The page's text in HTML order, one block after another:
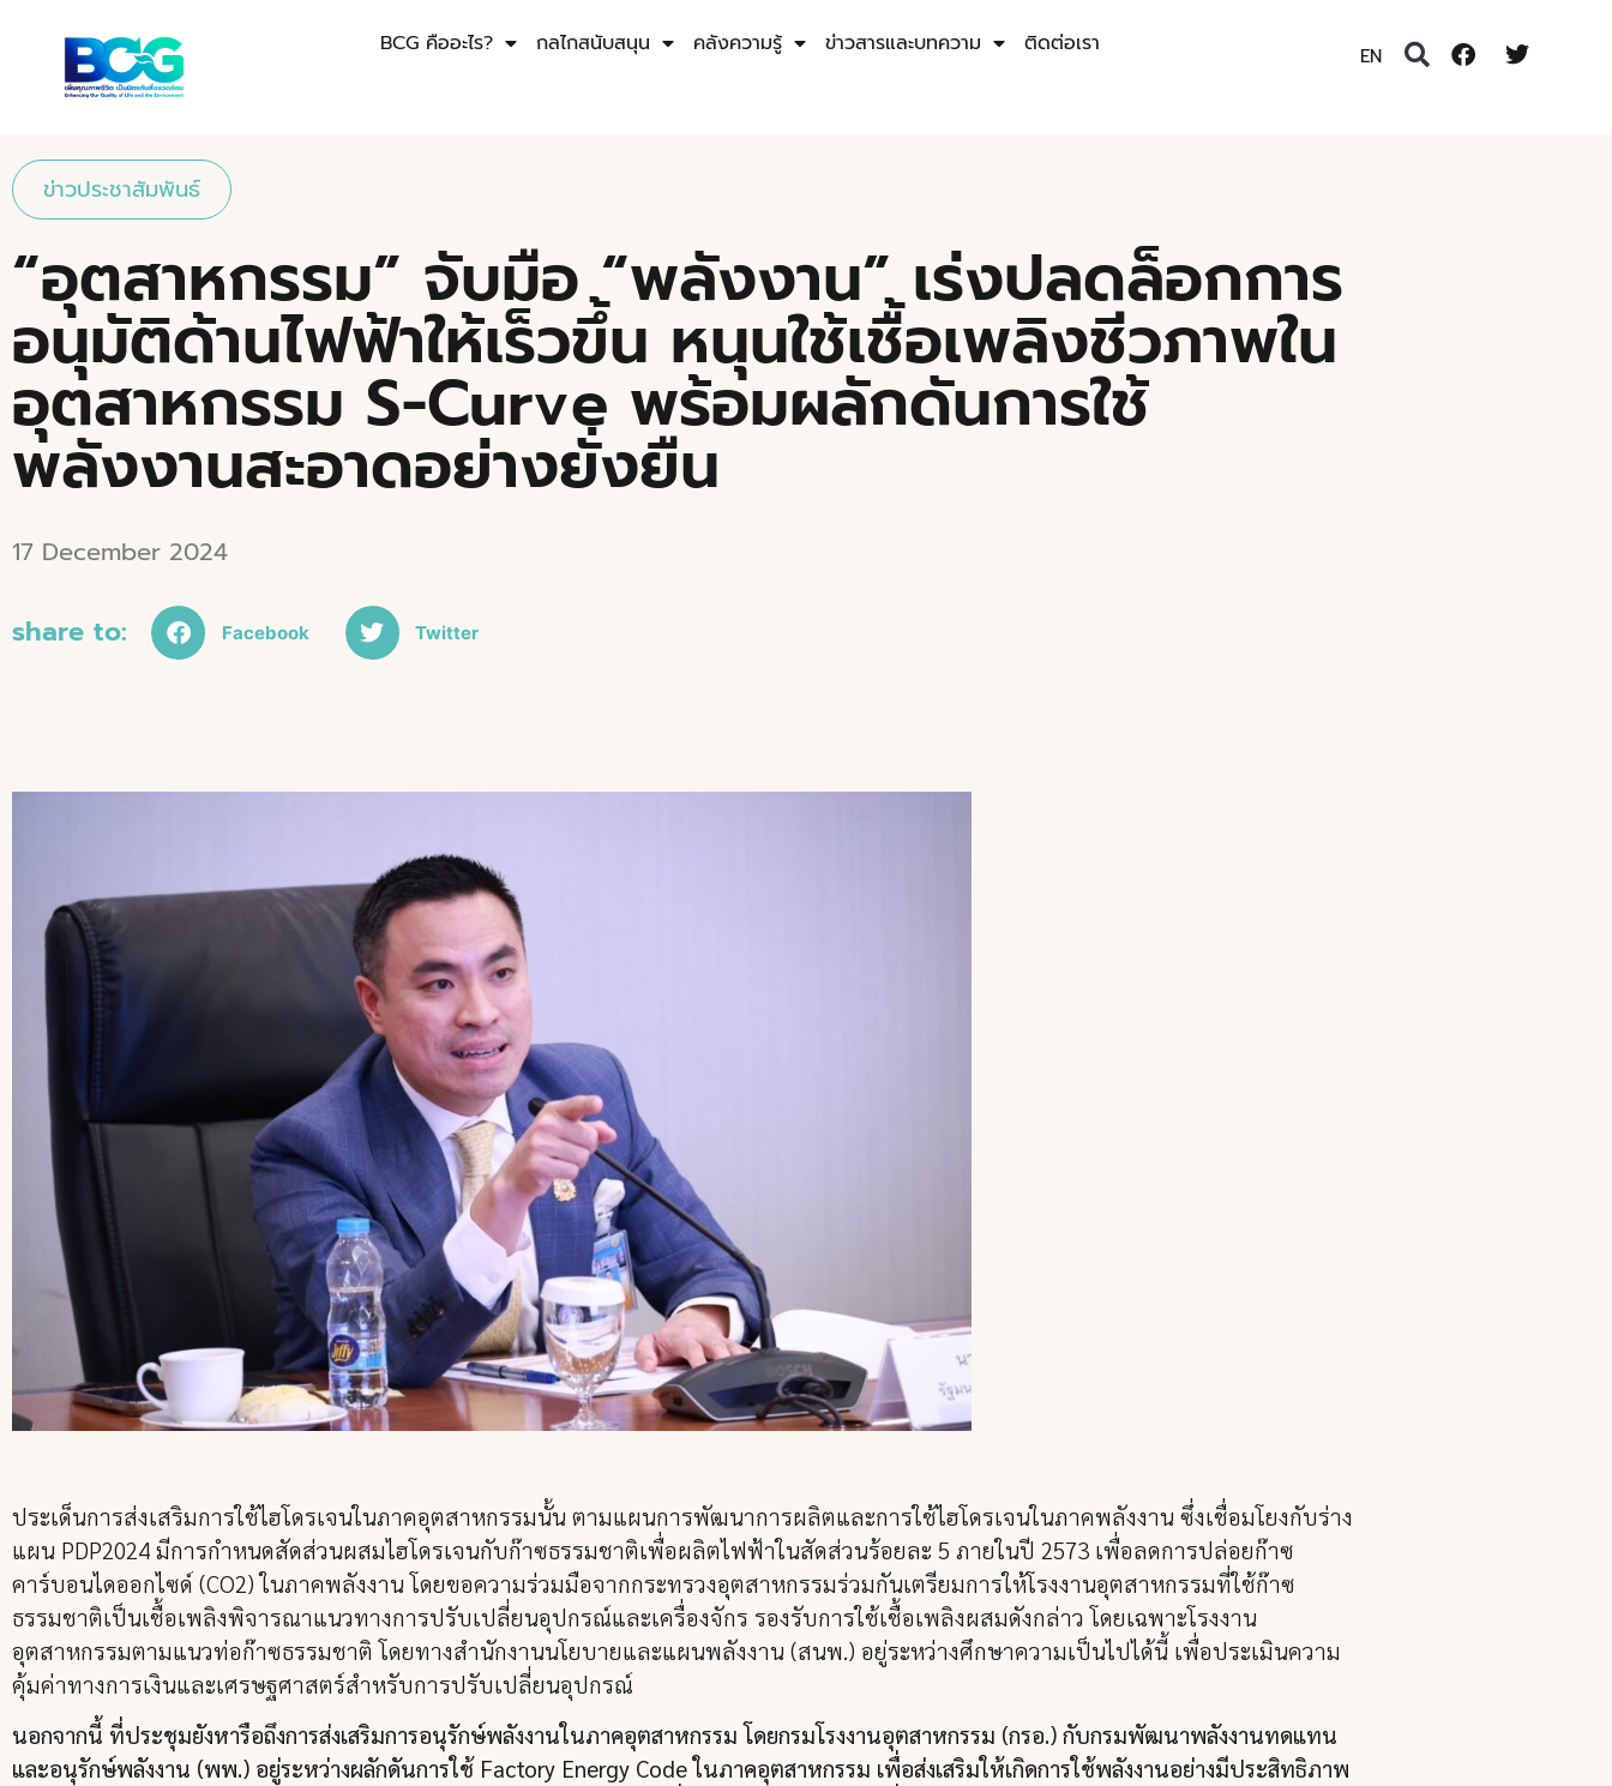
BCG คืออะไร? กลไกสนับสนุน คลังความรู้ ข่าวสารและบทความ ติดต่อเรา EN
ข่าวประชาสัมพันธ์
“อุตสาหกรรม” จับมือ “พลังงาน” เร่งปลดล็อกการ
อนุมัติด้านไฟฟ้าให้เร็วขึ้น หนุนใช้เชื้อเพลิงชีวภาพใน
อุตสาหกรรม S-Curve พร้อมผลักดันการใช้
พลังงานสะอาดอย่างยั่งยืน
17 December 2024
share to: Facebook Twitter
ประเด็นการส่งเสริมการใช้ไฮโดรเจนในภาคอุตสาหกรรมนั้น ตามแผนการพัฒนาการผลิตและการใช้ไฮโดรเจนในภาคพลังงาน ซึ่งเชื่อมโยงกับร่าง
แผน PDP2024 มีการกำหนดสัดส่วนผสมไฮโดรเจนกับก๊าซธรรมชาติเพื่อผลิตไฟฟ้าในสัดส่วนร้อยละ 5 ภายในปี 2573 เพื่อลดการปล่อยก๊าซ
คาร์บอนไดออกไซด์ (CO2) ในภาคพลังงาน โดยขอความร่วมมือจากกระทรวงอุตสาหกรรมร่วมกันเตรียมการให้โรงงานอุตสาหกรรมที่ใช้ก๊าซ
ธรรมชาติเป็นเชื้อเพลิงพิจารณาแนวทางการปรับเปลี่ยนอุปกรณ์และเครื่องจักร รองรับการใช้เชื้อเพลิงผสมดังกล่าว โดยเฉพาะโรงงาน
อุตสาหกรรมตามแนวท่อก๊าซธรรมชาติ โดยทางสำนักงานนโยบายและแผนพลังงาน (สนพ.) อยู่ระหว่างศึกษาความเป็นไปได้นี้ เพื่อประเมินความ
คุ้มค่าทางการเงินและเศรษฐศาสตร์สำหรับการปรับเปลี่ยนอุปกรณ์
นอกจากนี้ ที่ประชุมยังหารือถึงการส่งเสริมการอนุรักษ์พลังงานในภาคอุตสาหกรรม โดยกรมโรงงานอุตสาหกรรม (กรอ.) กับกรมพัฒนาพลังงานทดแทน
และอนุรักษ์พลังงาน (พพ.) อยู่ระหว่างผลักดันการใช้ Factory Energy Code ในภาคอุตสาหกรรม เพื่อส่งเสริมให้เกิดการใช้พลังงานอย่างมีประสิทธิภาพ